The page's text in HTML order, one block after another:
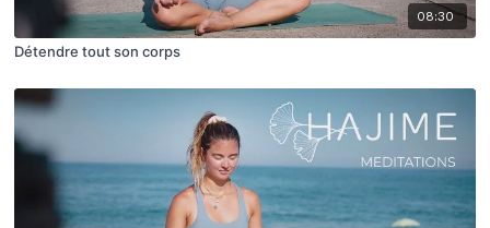
08:30
Détendre tout son corps